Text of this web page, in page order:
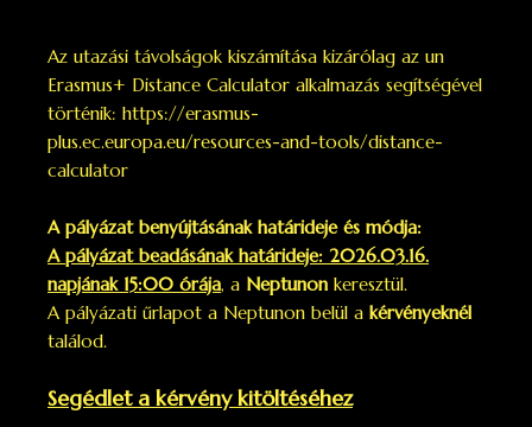
Az utazási távolságok kiszámítása kizárólag az un
Erasmus+ Distance Calculator alkalmazás segítségével
történik: https://erasmus-
plus.ec.europa.eu/resources-and-tools/distance-
calculator
A pályázat benyújtásának határideje és módja:
A pályázat beadásának határideje: 2026.03.16.
napjának 15:00 órája, a Neptunon keresztül.
A pályázati űrlapot a Neptunon belül a kérvényeknél
találod.
Segédlet a kérvény kitöltéséhez